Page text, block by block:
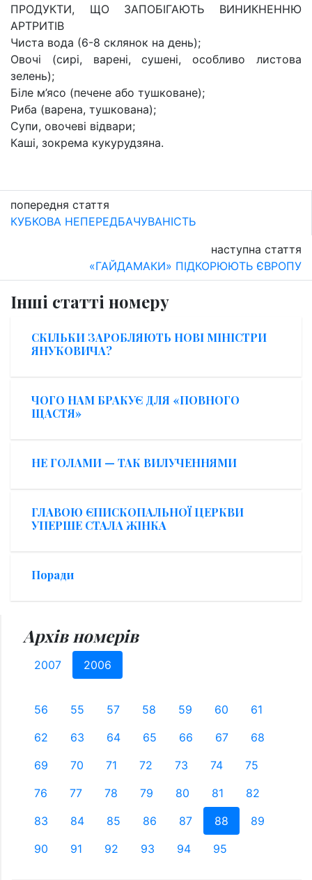
ПРОДУКТИ, ЩО ЗАПОБІГАЮТЬ ВИНИКНЕННЮ
АРТРИТІВ
Чиста вода (6-8 склянок на день);
Овочі (сирі, варені, сушені, особливо листова
зелень);
Біле м’ясо (печене або тушковане);
Риба (варена, тушкована);
Супи, овочеві відвари;
Каші, зокрема кукурудзяна.
попередня стаття
КУБКОВА НЕПЕРЕДБАЧУВАНІСТЬ
наступна стаття
«ГАЙДАМАКИ» ПІДКОРЮЮТЬ ЄВРОПУ
Інші статті номеру
СКІЛЬКИ ЗАРОБЛЯЮТЬ НОВІ МІНІСТРИ
ЯНУКОВИЧА?
ЧОГО НАМ БРАКУЄ ДЛЯ «ПОВНОГО
ЩАСТЯ»
НЕ ГОЛАМИ — ТАК ВИЛУЧЕННЯМИ
ГЛАВОЮ ЄПИСКОПАЛЬНОЇ ЦЕРКВИ
УПЕРШЕ СТАЛА ЖІНКА
Поради
Архів номерів
2007 2006
56 55 57 58 59 60
61
62
63 64 65 66 67
68
69
70 71 72 73 74
75
76
77 78 79 80 81
82
83
84 85 86 87 88
89
90
91 92 93 94 95